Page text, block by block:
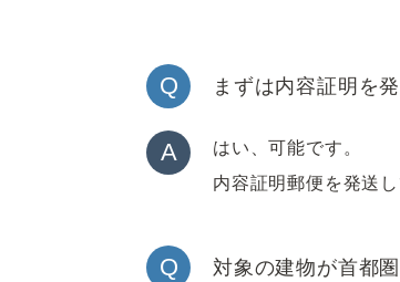
Q まずは内容証明を
A
はい、可能です。
内容証明郵便を発送
Q 対象の建物が首都